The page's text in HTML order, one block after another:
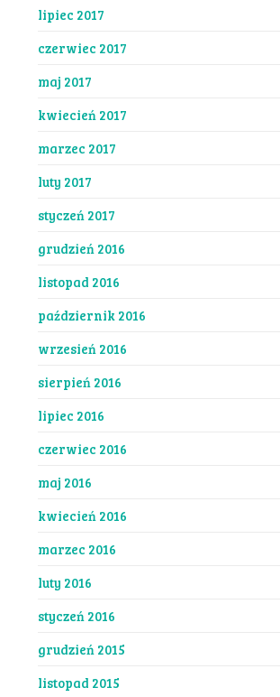
lipiec 2017
czerwiec 2017
maj 2017
kwiecień 2017
marzec 2017
luty 2017
styczeń 2017
grudzień 2016
listopad 2016
październik 2016
wrzesień 2016
sierpień 2016
lipiec 2016
czerwiec 2016
maj 2016
kwiecień 2016
marzec 2016
luty 2016
styczeń 2016
grudzień 2015
listopad 2015